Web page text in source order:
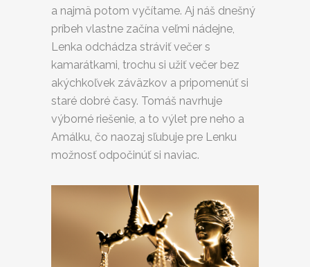
a najmä potom vyčítame. Aj náš dnešný
príbeh vlastne začína veľmi nádejne,
Lenka odchádza stráviť večer s
kamarátkami, trochu si užiť večer bez
akýchkoľvek záväzkov a pripomenúť si
staré dobré časy. Tomáš navrhuje
výborné riešenie, a to výlet pre neho a
Amálku, čo naozaj sľubuje pre Lenku
možnosť odpočinúť si naviac.